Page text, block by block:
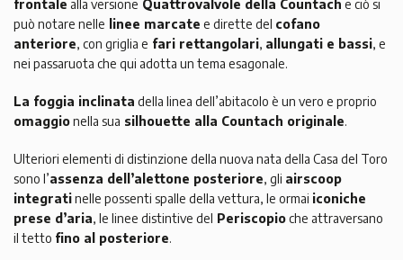
frontale alla versione Quattrovalvole della Countach e ciò si
può notare nelle linee marcate e dirette del cofano
anteriore, con griglia e fari rettangolari, allungati e bassi, e
nei passaruota che qui adotta un tema esagonale.
La foggia inclinata della linea dell’abitacolo è un vero e proprio
omaggionella sua silhouette alla Countach originale.
Ulteriori elementi di distinzione della nuova nata della Casa del Toro
sono l’assenza dell’alettone posteriore, gli airscoop
integratinelle possenti spalle della vettura, le ormai iconiche
prese d’aria, le linee distintive del Periscopioche attraversano
il tetto fino al posteriore.